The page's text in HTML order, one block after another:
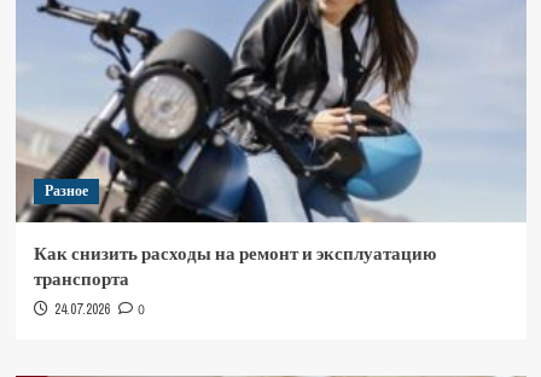
Разное
Как снизить расходы на ремонт и эксплуатацию
транспорта
24.07.2026 0